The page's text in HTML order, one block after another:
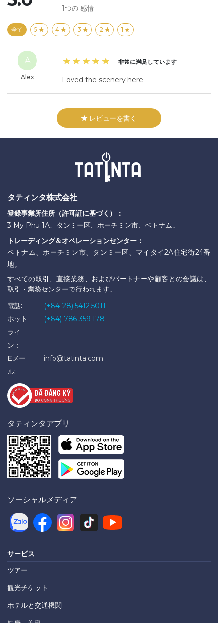
1つの 感情
全て 5 4 3 2 1
A
Alex
非常に満足しています
Loved the scenery here
レビューを書く
タティンタ株式会社
登録事業所住所（許可証に基づく）：
3 My Phu 1A、タンミー区、ホーチミン市、ベトナム。
トレーディング＆オペレーションセンター：
ベトナム、ホーチミン市、タンミー区、マイタイ2A住宅街24番
地。
すべての取引、直接業務、およびパートナーや顧客との会議は、
取引・業務センターで行われます。
電話:
(+84-28) 5412 5011
ホット
ライ
ン：
(+84) 786 359 178
Eメー
ル:
info@tatinta.com
タティンタアプリ
ソーシャルメディア
サービス
ツアー
観光チケット
ホテルと交通機関